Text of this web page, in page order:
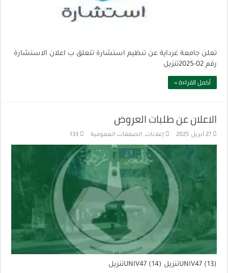
تعلن جامعة غرداية عن تنظيم استشارة تتعلق ب اعلان الاستشارة
رقم 02-2025تنزيل
أكمل القراءة »
الاعلان عن طلبات العروض
27 أبريل 2025 إعلانات, الصفقات العمومية 133
UNIV47 (13)تنزيل UNIV47 (14)تنزيل